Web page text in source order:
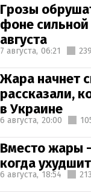
Грозы
фоне
августа
7 августа, 06:21
Жара начнет
рассказали,
в Украине
6 августа, 20:00
Вместо жары
когда
6 августа, 18:54